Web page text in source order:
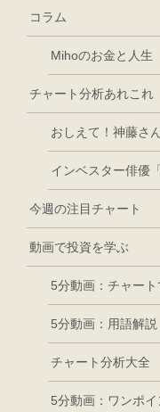
コラム
Mihoのお金と人生
チャート分析あれこれ
おしえて！神藤さ
インベスター俳優
今週の注目チャート
動画で投資を学ぶ
5分動画：チャー
5分動画：用語解説
チャート分析大全
5分動画：ワンポ